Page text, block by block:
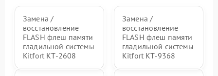
Замена /
восстановление
FLASH флеш памяти
гладильной системы
Kitfort КТ-2608
Замена /
восстановление
FLASH флеш памяти
гладильной системы
Kitfort КТ-9368